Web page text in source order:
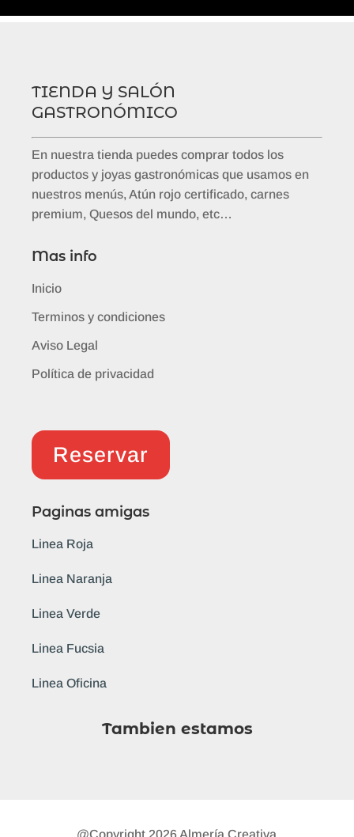
TIENDA Y SALÓN
GASTRONÓMICO
En nuestra tienda puedes comprar todos los
productos y joyas gastronómicas que usamos en
nuestros menús, Atún rojo certificado, carnes
premium, Quesos del mundo, etc…
Mas info
Inicio
Terminos y condiciones
Aviso Legal
Política de privacidad
Reservar
Paginas amigas
Linea Roja
Linea Naranja
Linea Verde
Linea Fucsia
Linea Oficina
Tambien estamos
@Copyright 2026 Almería Creativa